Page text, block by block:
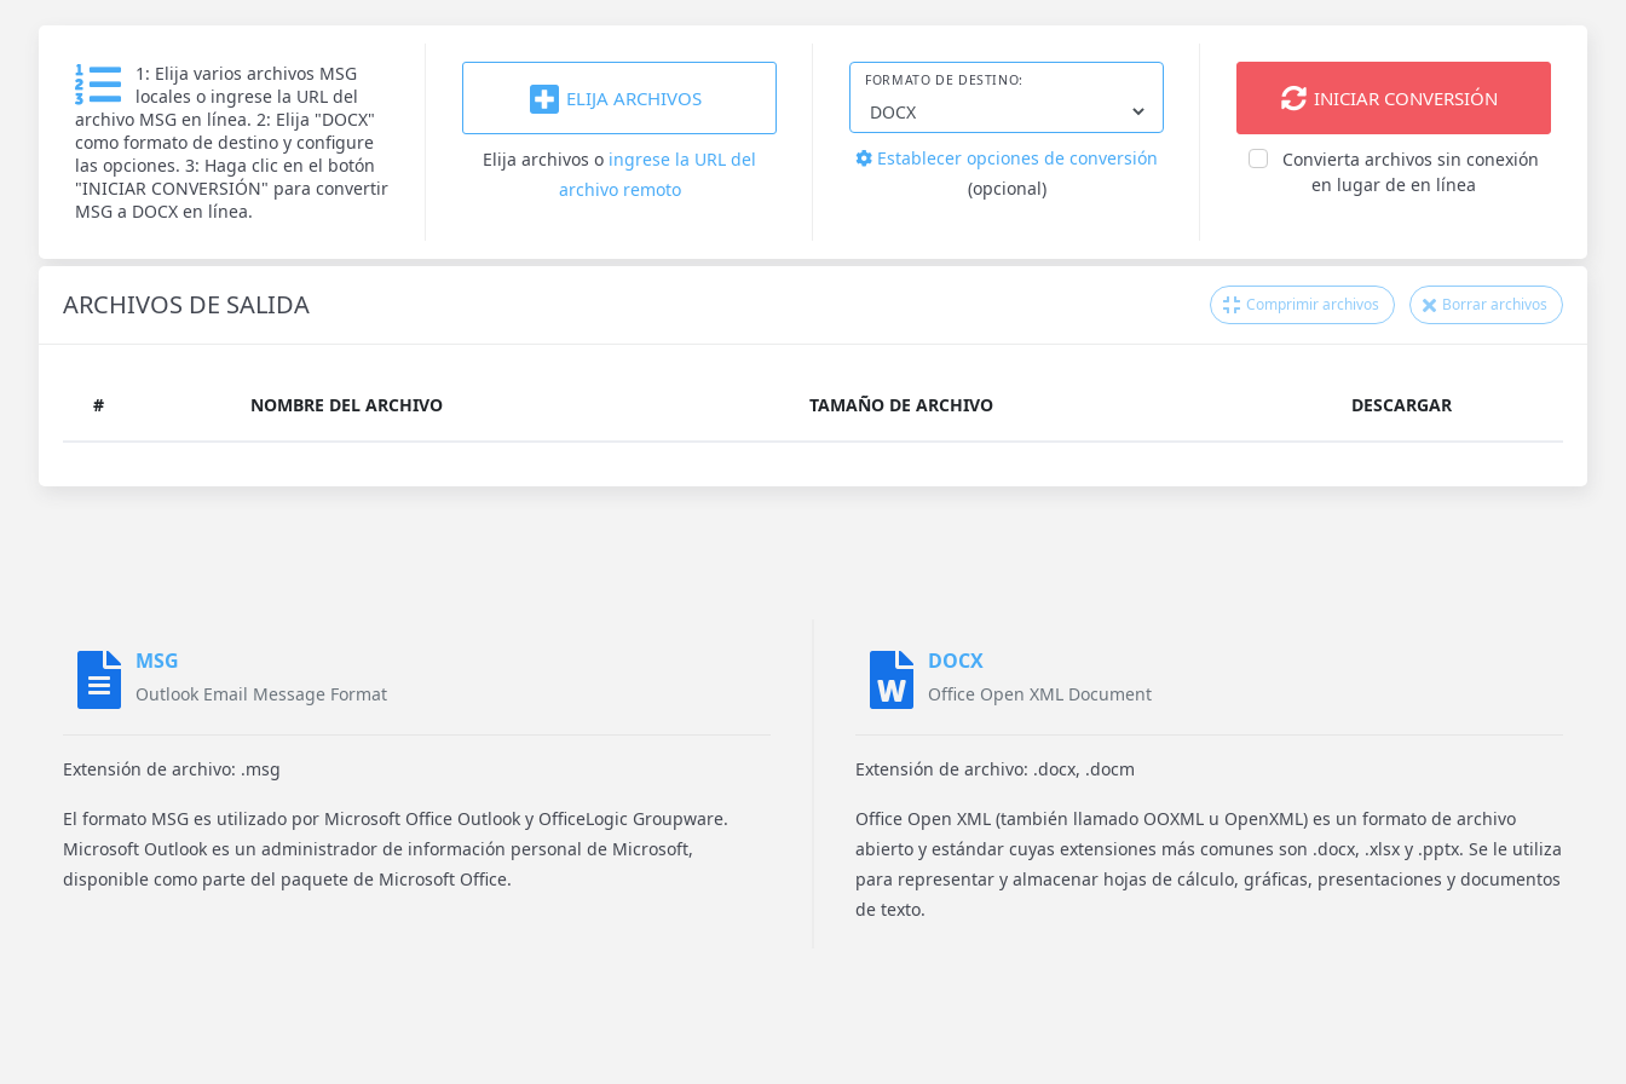
1: Elija varios archivos MSG
locales o ingrese la URL del
archivo MSG en línea. 2: Elija "DOCX"
como formato de destino y configure
las opciones. 3: Haga clic en el botón
"INICIAR CONVERSIÓN" para convertir
MSG a DOCX en línea.
ELIJA ARCHIVOS
Elija archivos o ingrese la URL del
archivo remoto
FORMATO DE DESTINO:
Establecer opciones de conversión
(opcional)
INICIAR CONVERSIÓN
Convierta archivos sin conexión
en lugar de en línea
ARCHIVOS DE SALIDA Comprimir archivos Borrar archivos
# NOMBRE DEL ARCHIVO TAMAÑO DE ARCHIVO DESCARGAR
MSG
Outlook Email Message Format
Extensión de archivo: .msg
El formato MSG es utilizado por Microsoft Office Outlook y OfficeLogic Groupware.
Microsoft Outlook es un administrador de información personal de Microsoft,
disponible como parte del paquete de Microsoft Office.
DOCX
Office Open XML Document
Extensión de archivo: .docx, .docm
Office Open XML (también llamado OOXML u OpenXML) es un formato de archivo
abierto y estándar cuyas extensiones más comunes son .docx, .xlsx y .pptx. Se le utiliza
para representar y almacenar hojas de cálculo, gráficas, presentaciones y documentos
de texto.